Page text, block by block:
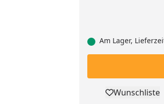
Am Lager,
Produkt
Wunschliste